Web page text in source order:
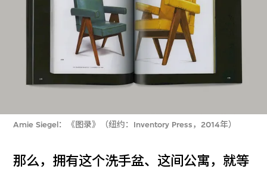
Amie Siegel：《图录》（纽约：Inventory Press，2014年）
那么，拥有这个洗手盆、这间公寓，就等